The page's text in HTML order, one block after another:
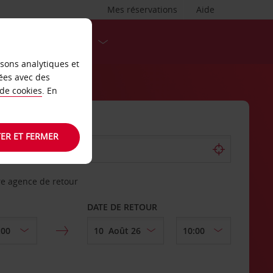
Aide
Mes réservations
agence de retour
DATE DE RETOUR
analytiques et
avec des
cookies. En
ET FERMER